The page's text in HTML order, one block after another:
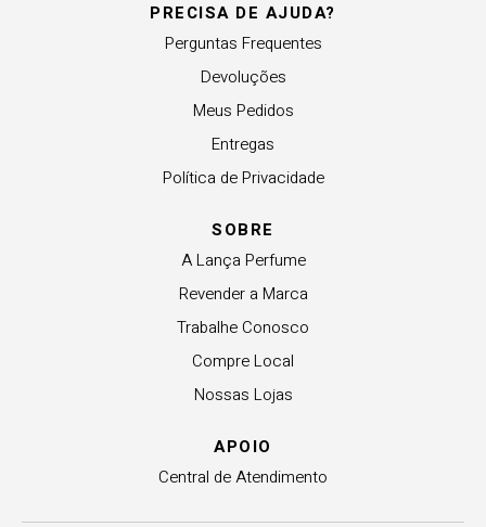
PRECISA DE AJUDA?
Perguntas Frequentes
Devoluções
Meus Pedidos
Entregas
Política de Privacidade
SOBRE
A Lança Perfume
Revender a Marca
Trabalhe Conosco
Compre Local
Nossas Lojas
APOIO
Central de Atendimento